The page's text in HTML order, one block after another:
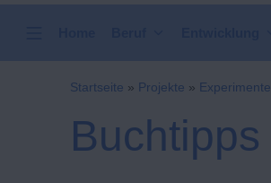
Startseite » Projekte » Experimente
Buchtipps